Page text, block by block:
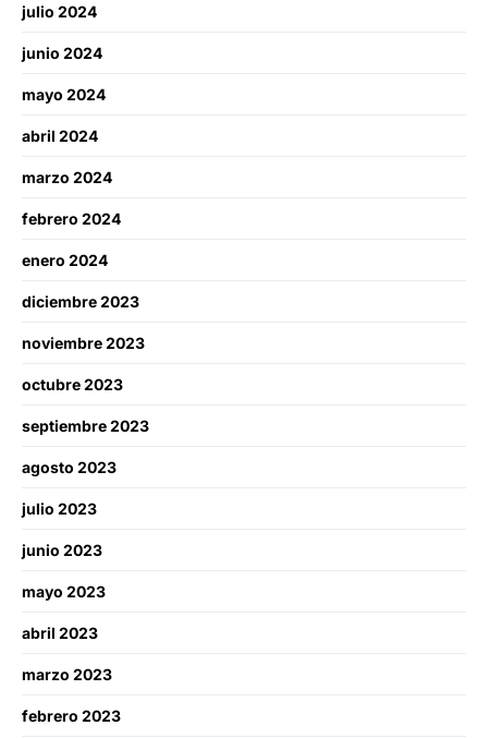
julio 2024
junio 2024
mayo 2024
abril 2024
marzo 2024
febrero 2024
enero 2024
diciembre 2023
noviembre 2023
octubre 2023
septiembre 2023
agosto 2023
julio 2023
junio 2023
mayo 2023
abril 2023
marzo 2023
febrero 2023